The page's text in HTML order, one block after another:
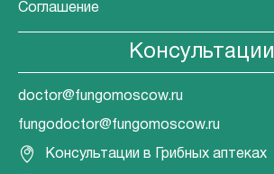
Соглашение
Консультации
doctor@fungomoscow.ru
fungodoctor@fungomoscow.ru
Консультации в Грибных аптеках